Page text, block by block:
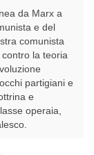
da Marx a
e del
comunista
la teoria
partigiani e
e
operaia,